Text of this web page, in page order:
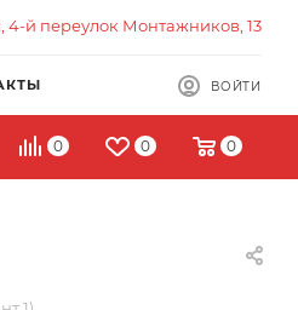
4-й переулок Монтажников, 13
ВОЙТИ
0 0 0